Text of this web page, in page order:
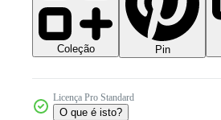
Coleção Pin
Licença Pro Standard
O que é isto?